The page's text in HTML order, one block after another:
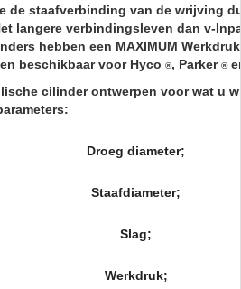
de staafverbinding van de wrijving
langere verbindingsleven dan v-
hebben een MAXIMUM
beschikbaar voor Hyco ®, Parker ®
cilinder ontwerpen voor wat u
Droeg diameter;
Staafdiameter;
Slag;
Werkdruk;